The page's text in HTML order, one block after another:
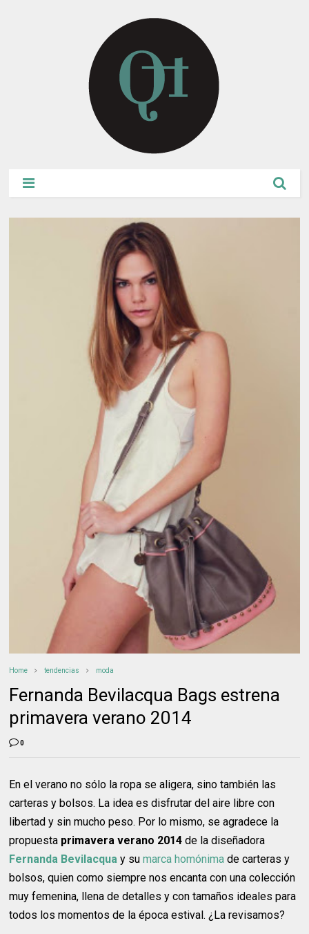
Home tendencias moda
Fernanda Bevilacqua Bags estrena
primavera verano 2014
0
En el verano no sólo la ropa se aligera, sino también las
carteras y bolsos. La idea es disfrutar del aire libre con
libertad y sin mucho peso. Por lo mismo, se agradece la
propuesta primavera verano 2014 de la diseñadora
Fernanda Bevilacqua y sumarca homónima de carteras y
bolsos, quien como siempre nos encanta con una colección
muy femenina, llena de detalles y con tamaños ideales para
todos los momentos de la época estival. ¿La revisamos?